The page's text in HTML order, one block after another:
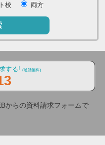
校 両方
する! (通話無料)
からの資料請求フォームで